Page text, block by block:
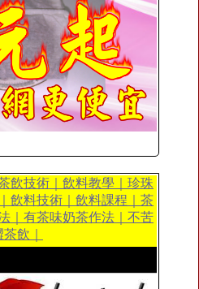
飲技術｜飲料教學｜珍珠
飲料技術｜飲料課程｜茶
｜有茶味奶茶作法｜不苦
茶飲｜